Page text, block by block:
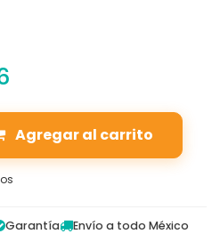
Agregar al carrito
Garantía Envío a todo México